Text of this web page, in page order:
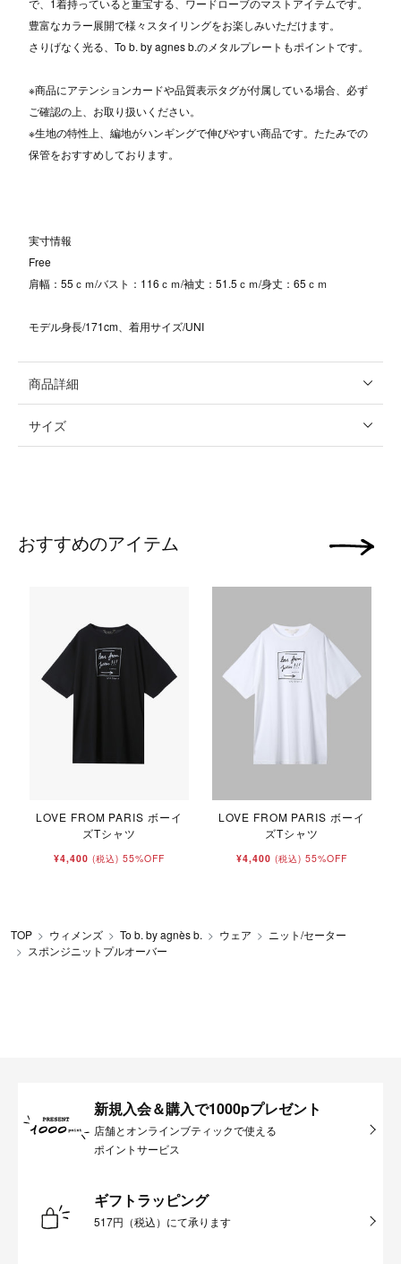
で、1着持っていると重宝する、ワードローブのマストアイテムです。
豊富なカラー展開で様々スタイリングをお楽しみいただけます。
さりげなく光る、To b. by agnes b.のメタルプレートもポイントです。
※商品にアテンションカードや品質表示タグが付属している場合、必ず
ご確認の上、お取り扱いください。
※生地の特性上、編地がハンギングで伸びやすい商品です。たたみでの
保管をおすすめしております。
実寸情報
Free
肩幅：55ｃｍ/バスト：116ｃｍ/袖丈：51.5ｃｍ/身丈：65ｃｍ
モデル身長/171cm、着用サイズ/UNI
商品詳細
サイズ
おすすめのアイテム
LOVE FROM PARIS ボーイ
ズTシャツ
¥4,400 (税込) 55%OFF
LOVE FROM PARIS ボーイ
ズTシャツ
¥4,400 (税込) 55%OFF
次の画像
TOP ウィメンズ To b. by agnès b. ウェア
ニット/セーター
スポンジニットプルオーバー
新規入会＆購入で1000pプレゼント
店舗とオンラインブティックで使える
ポイントサービス
ギフトラッピング
517円（税込）にて承ります